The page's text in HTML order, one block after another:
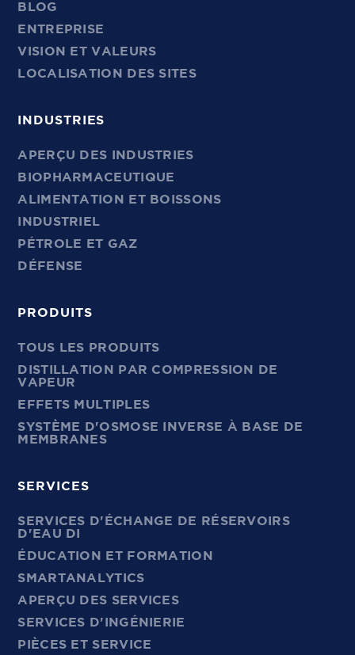
BLOG
ENTREPRISE
VISION ET VALEURS
LOCALISATION DES SITES
INDUSTRIES
APERÇU DES INDUSTRIES
BIOPHARMACEUTIQUE
ALIMENTATION ET BOISSONS
INDUSTRIEL
PÉTROLE ET GAZ
DÉFENSE
PRODUITS
TOUS LES PRODUITS
DISTILLATION PAR COMPRESSION DE
VAPEUR
EFFETS MULTIPLES
SYSTÈME D'OSMOSE INVERSE À BASE DE
MEMBRANES
SERVICES
SERVICES D'ÉCHANGE DE RÉSERVOIRS
D'EAU DI
ÉDUCATION ET FORMATION
SMARTANALYTICS
APERÇU DES SERVICES
SERVICES D'INGÉNIERIE
PIÈCES ET SERVICE